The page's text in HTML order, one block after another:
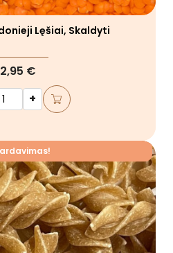
Lęšiai, Skaldyti
2,95 €
+